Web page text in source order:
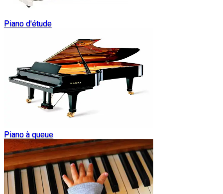
Piano d'étude
Piano à queue